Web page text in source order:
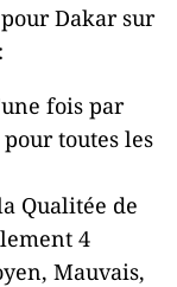
Dakar sur
fois par
toutes les
Qualitée de
4
Mauvais,